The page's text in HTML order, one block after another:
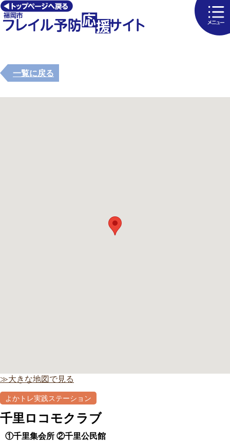
一覧に戻る
≫大きな地図で見る
よかトレ実践ステーション
千里ロコモクラブ
①千里集会所 ②千里公民館